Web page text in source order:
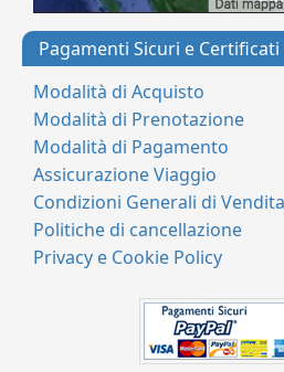
Pagamenti Sicuri e Certificati
Modalità di Acquisto
Modalità di Prenotazione
Modalità di Pagamento
Assicurazione Viaggio
Condizioni Generali di Vendita
Politiche di cancellazione
Privacy e Cookie Policy